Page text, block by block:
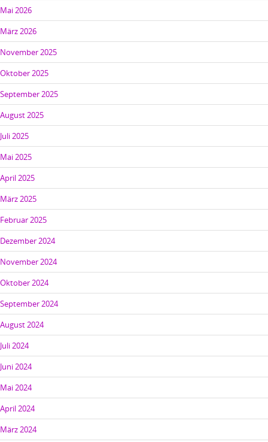
Mai 2026
März 2026
November 2025
Oktober 2025
September 2025
August 2025
Juli 2025
Mai 2025
April 2025
März 2025
Februar 2025
Dezember 2024
November 2024
Oktober 2024
September 2024
August 2024
Juli 2024
Juni 2024
Mai 2024
April 2024
März 2024